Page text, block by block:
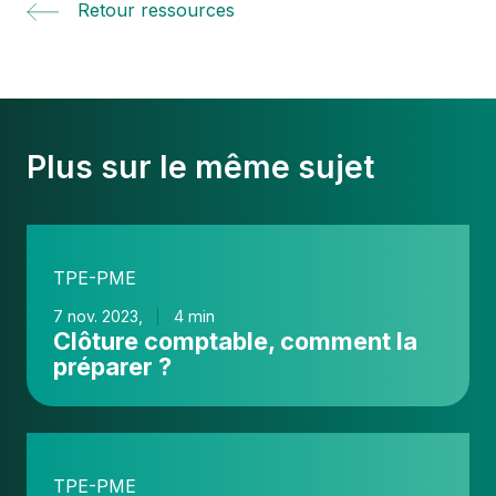
Retour ressources
Plus sur le même sujet
comment
préparer
TPE-PME
7 nov. 2023, 4 min
Clôture comptable, comment la
préparer ?
TPE-PME